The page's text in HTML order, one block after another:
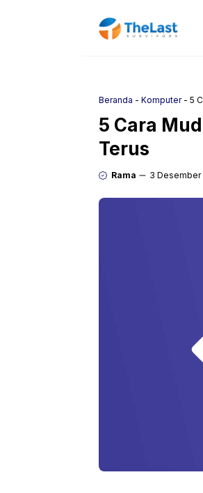
Beranda - Komputer- 5
5 Cara
Terus
Rama 3 Desember